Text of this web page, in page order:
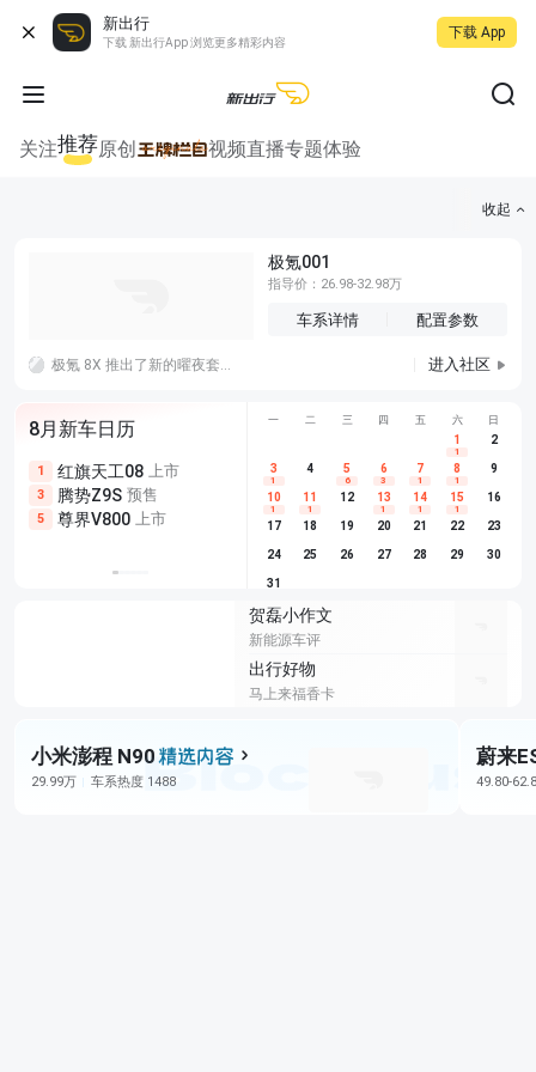
新出行
下载 新出行App 浏览更多精彩内容
下载 App
关注推荐原创 视频直播专题体验
收起
极氪001
指导价：26.98-32.98万
车系详情 配置参数
极氪 8X 推出了新的曜夜套件，包括前格栅、车窗饰条、行李架、后扩散器等超 20 处熏黑处理。 进入社区
8月新车日历
1 红旗天工08 上市
3 腾势Z9S 预售
5 尊界V800 上市
尊界V680 上市
享界G9 预售
别克至境L7 预售
埃安
长城H10
深蓝S05
一 二 三 四 五 六 日
1
1
2
3
1
4 5
6
6
3
7
1
8
1
9
10
1
11
1
12 13
1
14
1
15
1
16
17 18 19 20 21 22 23
24 25 26 27 28 29 30
31
贺磊小作文
新能源车评
出行好物
马上来福香卡
小米澎程 N90
29.99万 车系热度 1488
蔚来
49.80-